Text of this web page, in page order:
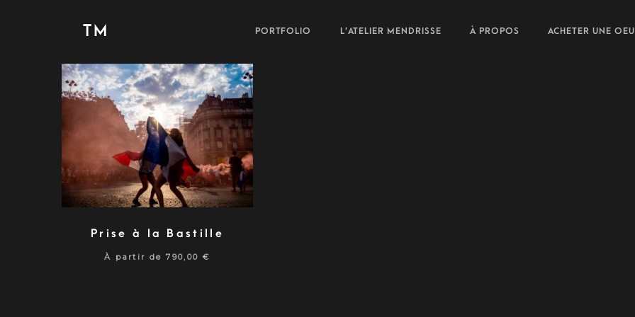
TM PORTFOLIO L’ATELIER MENDRISSE À PROPOS ACHETER UNE
Prise à la Bastille
À partir de790,00€